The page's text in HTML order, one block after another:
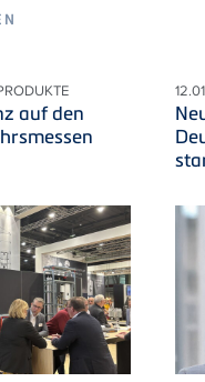
auf den